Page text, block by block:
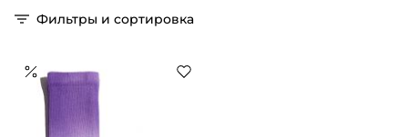
Фильтры и сортировка